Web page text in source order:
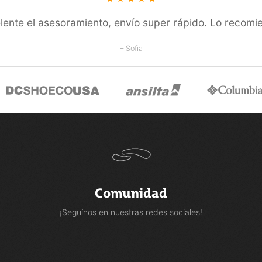
el asesoramiento, enví­o super rápido. Lo
– Sofia
Comunidad
¡Seguínos en nuestras redes sociales!